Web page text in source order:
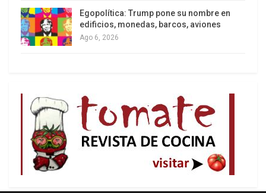
Egopolítica: Trump pone su nombre en
edificios, monedas, barcos, aviones
Ago 6, 2026